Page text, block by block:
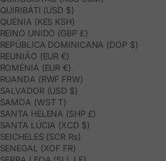
QUIRIBÁTI (USD $)
QUÉNIA (KES KSH)
REINO UNIDO (GBP £)
REPÚBLICA DOMINICANA (DOP $)
REUNIÃO (EUR €)
ROMÉNIA (EUR €)
RUANDA (RWF FRW)
SALVADOR (USD $)
SAMOA (WST T)
SANTA HELENA (SHP £)
SANTA LÚCIA (XCD $)
SEICHELES (SCR ₨)
SENEGAL (XOF FR)